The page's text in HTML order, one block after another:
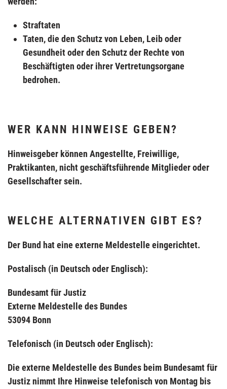
Straftaten
Taten, die den Schutz von Leben, Leib oder
Gesundheit oder den Schutz der Rechte von
Beschäftigten oder ihrer Vertretungsorgane
bedrohen.
WER KANN HINWEISE GEBEN?
Hinweisgeber können Angestellte, Freiwillige,
Praktikanten, nicht geschäftsführende Mitglieder oder
Gesellschafter sein.
WELCHE ALTERNATIVEN GIBT ES?
Der Bund hat eine externe Meldestelle eingerichtet.
Postalisch (in Deutsch oder Englisch):
Bundesamt für Justiz
Externe Meldestelle des Bundes
53094 Bonn
Telefonisch (in Deutsch oder Englisch):
Die externe Meldestelle des Bundes beim Bundesamt für
Justiz nimmt Ihre Hinweise telefonisch von Montag bis